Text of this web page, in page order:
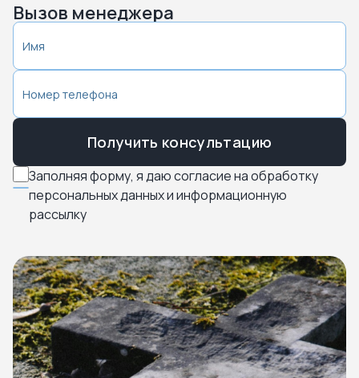
Вызов менеджера
Заполняя форму, я даю согласие на обработку
персональных данных и информационную
рассылку
Получить консультацию